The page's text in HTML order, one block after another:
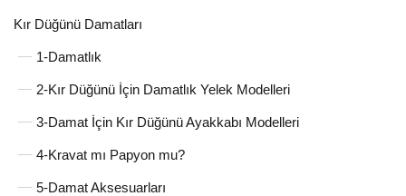
Kır Düğünü Damatları
1-Damatlık
2-Kır Düğünü İçin Damatlık Yelek Modelleri
3-Damat İçin Kır Düğünü Ayakkabı Modelleri
4-Kravat mı Papyon mu?
5-Damat Aksesuarları